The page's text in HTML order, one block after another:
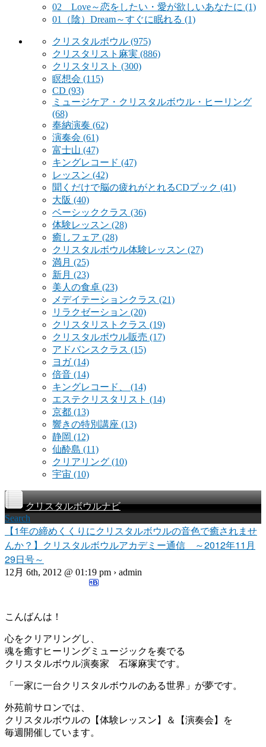
02 Love～恋をしたい・愛が欲しいあなたに (1)
01（陰）Dream～すぐに眠れる (1)
クリスタルボウル (975)
クリスタリスト麻実 (886)
クリスタリスト (300)
瞑想会 (115)
CD (93)
ミュージケア・クリスタルボウル・ヒーリング
(68)
奉納演奏 (62)
演奏会 (61)
富士山 (47)
キングレコード (47)
レッスン (42)
聞くだけで脳の疲れがとれるCDブック (41)
大阪 (40)
ベーシッククラス (36)
体験レッスン (28)
癒しフェア (28)
クリスタルボウル体験レッスン (27)
満月 (25)
新月 (23)
美人の食卓 (23)
メデイテーションクラス (21)
リラクゼーション (20)
クリスタリストクラス (19)
クリスタルボウル販売 (17)
アドバンスクラス (15)
ヨガ(14)
倍音 (14)
キングレコード、 (14)
エステクリスタリスト (14)
京都 (13)
響きの特別講座 (13)
静岡 (12)
仙酔島 (11)
クリアリング (10)
宇宙 (10)
クリスタルボウルナビ
Search
【1年の締めくくりにクリスタルボウルの音色で癒されませ
んか？】クリスタルボウルアカデミー通信 ～2012年11月
29日号～
12月 6th, 2012 @ 01:19 pm › admin
こんばんは！
心をクリアリングし、
魂を癒すヒーリングミュージックを奏でる
クリスタルボウル演奏家 石塚麻実です。
「一家に一台クリスタルボウルのある世界」が夢です。
外苑前サロンでは、
クリスタルボウルの【体験レッスン】＆【演奏会】を
毎週開催しています。